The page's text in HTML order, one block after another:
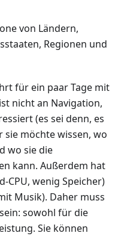
von Ländern,
Regionen und
für ein paar Tage mit
nicht an Navigation,
(es sei denn, es
möchte wissen, wo
wo sie die
kann. Außerdem hat
CPU, wenig Speicher)
Musik). Daher muss
sowohl für die
Sie können